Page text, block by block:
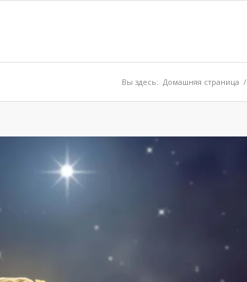
Вы здесь: Домашняя страница /